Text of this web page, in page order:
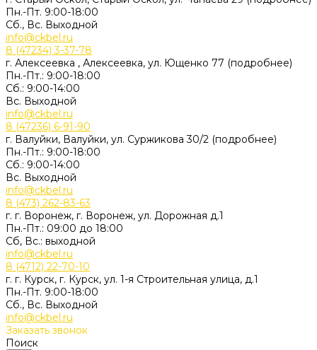
Пн.-Пт. 9:00-18:00
Сб., Вс. Выходной
info@ckbel.ru
8 (47234) 3-37-78
г. Алексеевка , Алексеевка, ул. Ющенко 77 (подробнее)
Пн.-Пт.: 9:00-18:00
Сб.: 9:00-14:00
Вс. Выходной
info@ckbel.ru
8 (47236) 6-91-90
г. Валуйки, Валуйки, ул. Суржикова 30/2 (подробнее)
Пн.-Пт.: 9:00-18:00
Сб.: 9:00-14:00
Вс. Выходной
info@ckbel.ru
8 (473) 262-83-63
г. г. Воронеж, г. Воронеж, ул. Дорожная д.1
Пн.-Пт.: 09:00 до 18:00
Сб, Вс.: выходной
info@ckbel.ru
8 (4712) 22-70-10
г. г. Курск, г. Курск, ул. 1-я Строительная улица, д.1
Пн.-Пт. 9:00-18:00
Сб., Вс. Выходной
info@ckbel.ru
Заказать звонок
Поиск